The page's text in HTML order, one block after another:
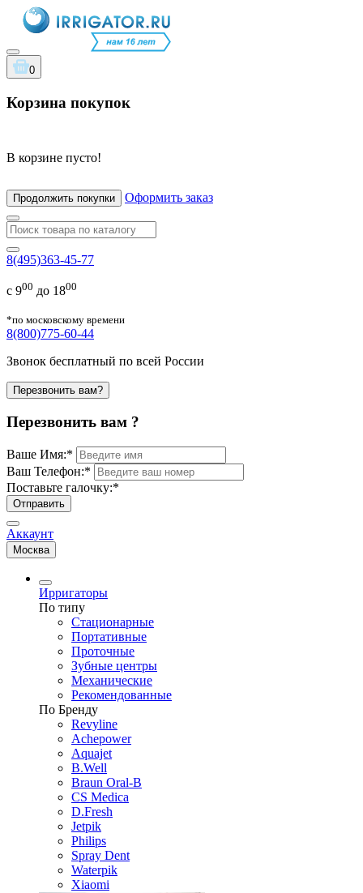
0
Корзина покупок
В корзине пусто!
Продолжить покупки Оформить заказ
8(495)363-45-77
с 900 до 1800
*по московскому времени
8(800)775-60-44
Звонок бесплатный по всей России
Перезвонить вам?
Перезвонить вам ?
Ваше Имя:*
Ваш Телефон:*
Поставьте галочку:*
Отправить
Аккаунт
Москва
Ирригаторы
По типу
Стационарные
Портативные
Проточные
Зубные центры
Механические
Рекомендованные
По Бренду
Revyline
Achepower
Aquajet
B.Well
Braun Oral-B
CS Medica
D.Fresh
Jetpik
Philips
Spray Dent
Waterpik
Xiaomi